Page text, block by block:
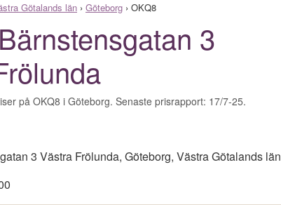
Götalands län › Göteborg › OKQ8
3
på OKQ8 i Göteborg. Senaste prisrapport: 17/7-25.
3 Västra Frölunda, Göteborg, Västra Götalands län